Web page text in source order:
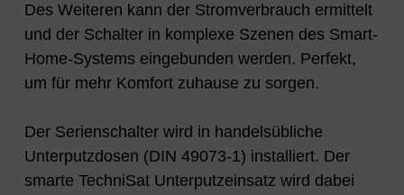
Des Weiteren kann der Stromverbrauch ermittelt
und der Schalter in komplexe Szenen des Smart-
Home-Systems eingebunden werden. Perfekt,
um für mehr Komfort zuhause zu sorgen.
Der Serienschalter wird in handelsübliche
Unterputzdosen (DIN 49073-1) installiert. Der
smarte TechniSat Unterputzeinsatz wird dabei